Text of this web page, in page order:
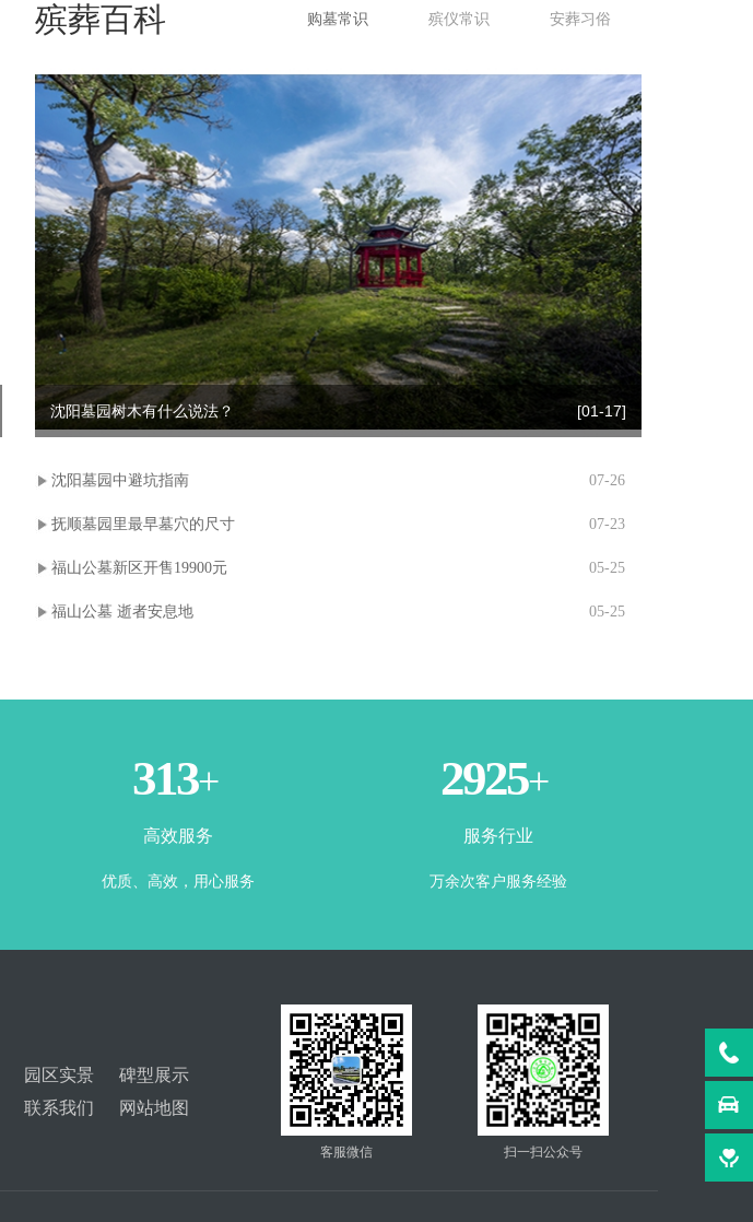
殡葬百科 购墓常识 殡仪常识 安葬习俗
沈阳墓园树木有什么说法？ [01-17]
07-26
沈阳墓园中避坑指南
07-23
抚顺墓园里最早墓穴的尺寸
05-25
福山公墓新区开售19900元
05-25
福山公墓 逝者安息地
365+
高效服务
优质、高效，用心服务
3500+
服务行业
万余次客户服务经验
园区实景
碑型展示
联系我们 网站地图
客服微信 扫一扫公众号